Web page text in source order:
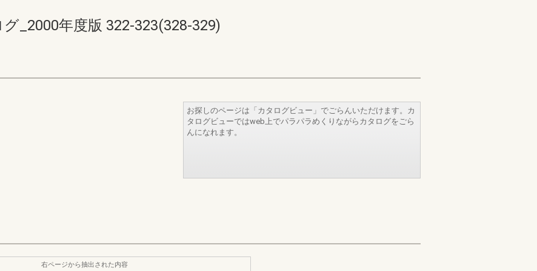
_2000年度版 322-323(328-329)
お探しのページは「カタログビュー」でごらんいただけます。カ
タログビューではweb上でパラパラめくりながらカタログをごら
んになれます。
右ページから抽出された内容